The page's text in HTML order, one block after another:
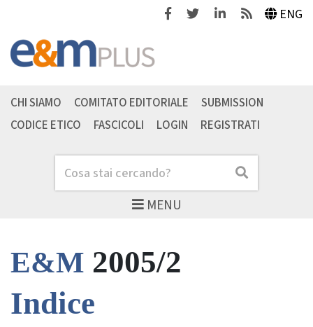
FacebookTwitterLinkedinFeeds ENG
MENU
Cerca Cerca
CHI SIAMO COMITATO EDITORIALE
SUBMISSION
CODICE ETICO
FASCICOLI LOGIN REGISTRATI
E&M 2005/2
Indice